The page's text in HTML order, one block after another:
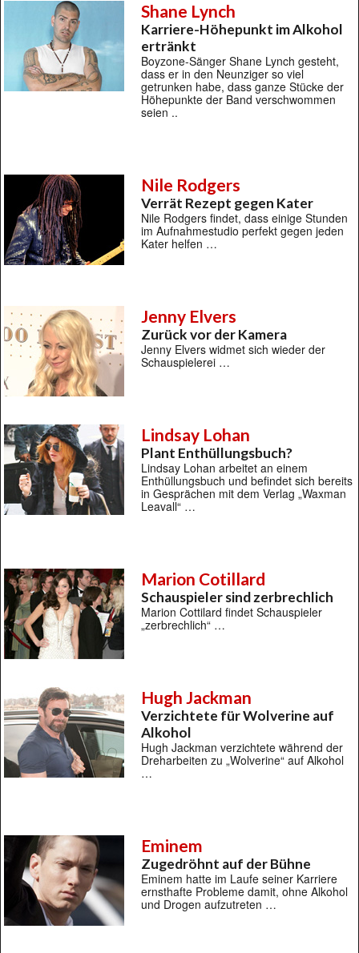
Shane Lynch
Karriere-Höhepunkt im Alkohol
ertränkt
Boyzone-Sänger Shane Lynch gesteht,
dass er in den Neunziger so viel
getrunken habe, dass ganze Stücke der
Höhepunkte der Band verschwommen
seien ..
Nile Rodgers
Verrät Rezept gegen Kater
Nile Rodgers findet, dass einige Stunden
im Aufnahmestudio perfekt gegen jeden
Kater helfen …
Jenny Elvers
Zurück vor der Kamera
Jenny Elvers widmet sich wieder der
Schauspielerei …
Lindsay Lohan
Plant Enthüllungsbuch?
Lindsay Lohan arbeitet an einem
Enthüllungsbuch und befindet sich bereits
in Gesprächen mit dem Verlag „Waxman
Leavall“ …
Marion Cotillard
Schauspieler sind zerbrechlich
Marion Cottilard findet Schauspieler
„zerbrechlich“ …
Hugh Jackman
Verzichtete für Wolverine auf
Alkohol
Hugh Jackman verzichtete während der
Dreharbeiten zu „Wolverine“ auf Alkohol
…
Eminem
Zugedröhnt auf der Bühne
Eminem hatte im Laufe seiner Karriere
ernsthafte Probleme damit, ohne Alkohol
und Drogen aufzutreten …